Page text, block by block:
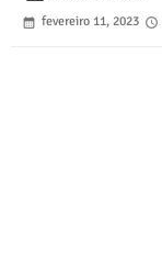
fevereiro 11, 2023